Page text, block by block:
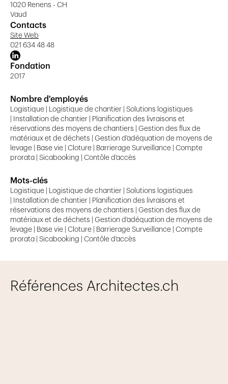
1020 Renens - CH
Vaud
Contacts
Site Web
021 634 48 48
Fondation
2017
Nombre d'employés
Logistique | Logistique de chantier | Solutions logistiques
| Installation de chantier | Planification des livraisons et
réservations des moyens de chantiers | Gestion des flux de
matériaux et de déchets | Gestion d'adéquation de moyens de
levage | Base vie | Cloture | Barrierage Surveillance | Compte
prorata | Sicabooking | Contôle d'accès
Mots-clés
Logistique | Logistique de chantier | Solutions logistiques
| Installation de chantier | Planification des livraisons et
réservations des moyens de chantiers | Gestion des flux de
matériaux et de déchets | Gestion d'adéquation de moyens de
levage | Base vie | Cloture | Barrierage Surveillance | Compte
prorata | Sicabooking | Contôle d'accès
Références Architectes.ch